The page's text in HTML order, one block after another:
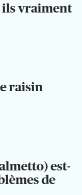
ils vraiment
raisin
est-
de